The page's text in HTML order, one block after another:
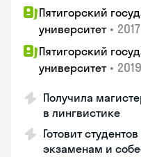
Пятигорский
университет •
Пятигорский
университет •
Получила
в лингвистике
Готовит
экзаменам и